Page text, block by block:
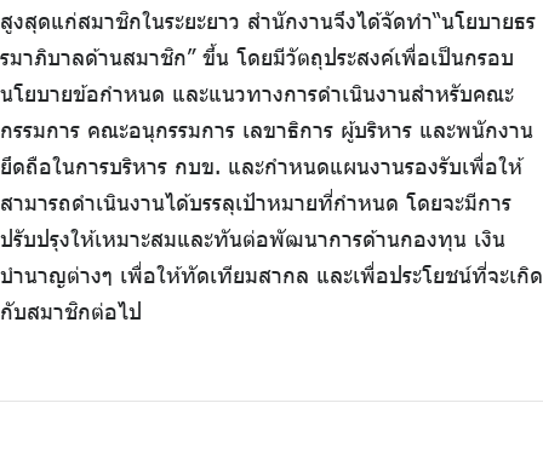
ติดต่อเรา
ไทย | Eng
สูงสุดแก่สมาชิกในระยะยาว สำนักงานจึงได้จัดทำ“นโยบายธร
รมาภิบาลด้านสมาชิก” ขึ้น โดยมีวัตถุประสงค์เพื่อเป็นกรอบ
นโยบายข้อกำหนด และแนวทางการดำเนินงานสำหรับคณะ
กรรมการ คณะอนุกรรมการ เลขาธิการ ผู้บริหาร และพนักงาน
ยึดถือในการบริหาร กบข. และกำหนดแผนงานรองรับเพื่อให้
สามารถดำเนินงานได้บรรลุเป้าหมายที่กำหนด โดยจะมีการ
ปรับปรุงให้เหมาะสมและทันต่อพัฒนาการด้านกองทุน เงิน
บำนาญต่างๆ เพื่อให้ทัดเทียมสากล และเพื่อประโยชน์ที่จะเกิด
กับสมาชิกต่อไป